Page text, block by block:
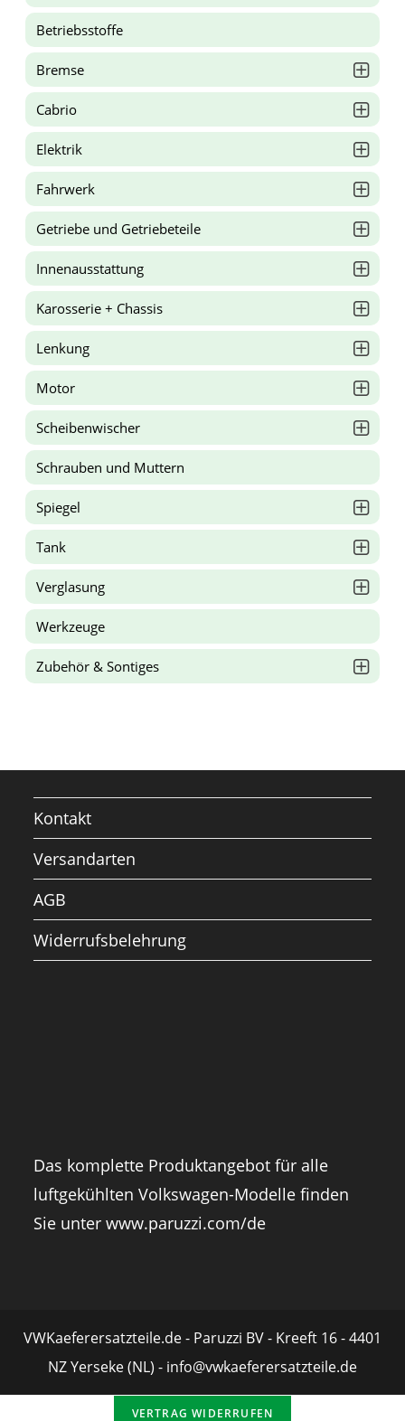
Betriebsstoffe
Bremse
Cabrio
Elektrik
Fahrwerk
Getriebe und Getriebeteile
Innenausstattung
Karosserie + Chassis
Lenkung
Motor
Scheibenwischer
Schrauben und Muttern
Spiegel
Tank
Verglasung
Werkzeuge
Zubehör & Sontiges
Kontakt
Versandarten
AGB
Widerrufsbelehrung
Das komplette Produktangebot für alle
luftgekühlten Volkswagen-Modelle finden
Sie unterwww.paruzzi.com/de
VWKaeferersatzteile.de - Paruzzi BV - Kreeft 16 - 4401
NZ Yerseke (NL) - info@vwkaeferersatzteile.de
VERTRAG WIDERRUFEN